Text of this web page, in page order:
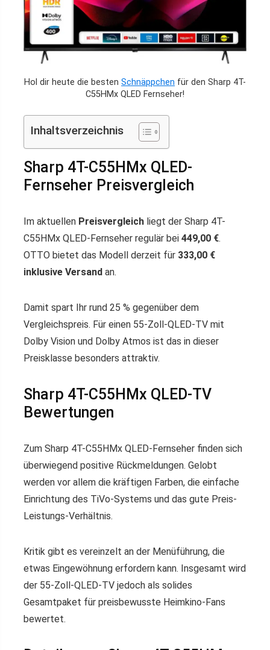
Hol dir heute die besten Schnäppchen für den Sharp 4T-
C55HMx QLED Fernseher!
Inhaltsverzeichnis
Sharp 4T-C55HMx QLED-
Fernseher Preisvergleich
Im aktuellen Preisvergleich liegt der Sharp 4T-
C55HMx QLED-Fernseher regulär bei 449,00 €.
OTTO bietet das Modell derzeit für 333,00 €
inklusive Versand an.
Damit spart Ihr rund 25 % gegenüber dem
Vergleichspreis. Für einen 55-Zoll-QLED-TV mit
Dolby Vision und Dolby Atmos ist das in dieser
Preisklasse besonders attraktiv.
Sharp 4T-C55HMx QLED-TV
Bewertungen
Zum Sharp 4T-C55HMx QLED-Fernseher finden sich
überwiegend positive Rückmeldungen. Gelobt
werden vor allem die kräftigen Farben, die einfache
Einrichtung des TiVo-Systems und das gute Preis-
Leistungs-Verhältnis.
Kritik gibt es vereinzelt an der Menüführung, die
etwas Eingewöhnung erfordern kann. Insgesamt wird
der 55-Zoll-QLED-TV jedoch als solides
Gesamtpaket für preisbewusste Heimkino-Fans
bewertet.